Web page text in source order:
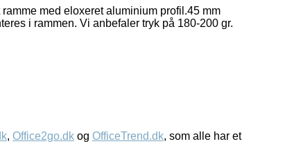
med eloxeret aluminium profil.45 mm
i rammen. Vi anbefaler tryk på 180-200 gr.
, Office2go.dk og OfficeTrend.dk, som alle har et